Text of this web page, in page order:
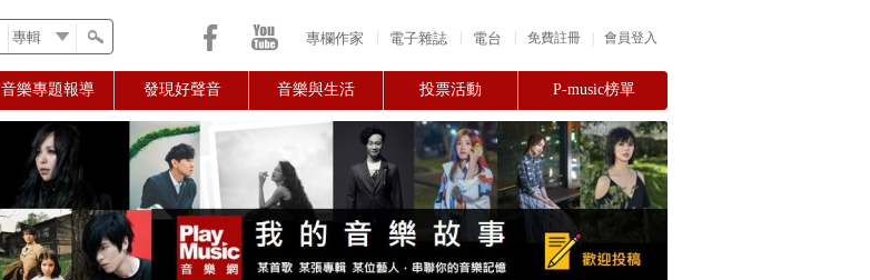
會員登入
免費註冊
專欄作家 電子雜誌 電台
音樂專題報導 發現好聲音 音樂與生活 投票活動 P-music榜單